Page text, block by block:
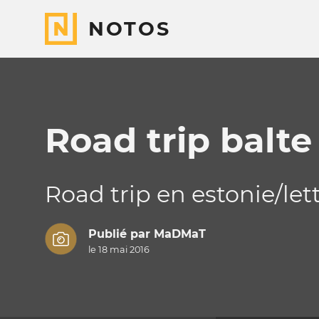
NOTOS
Road trip balte
Road trip en estonie/
Publié par MaDMaT
le 18 mai 2016